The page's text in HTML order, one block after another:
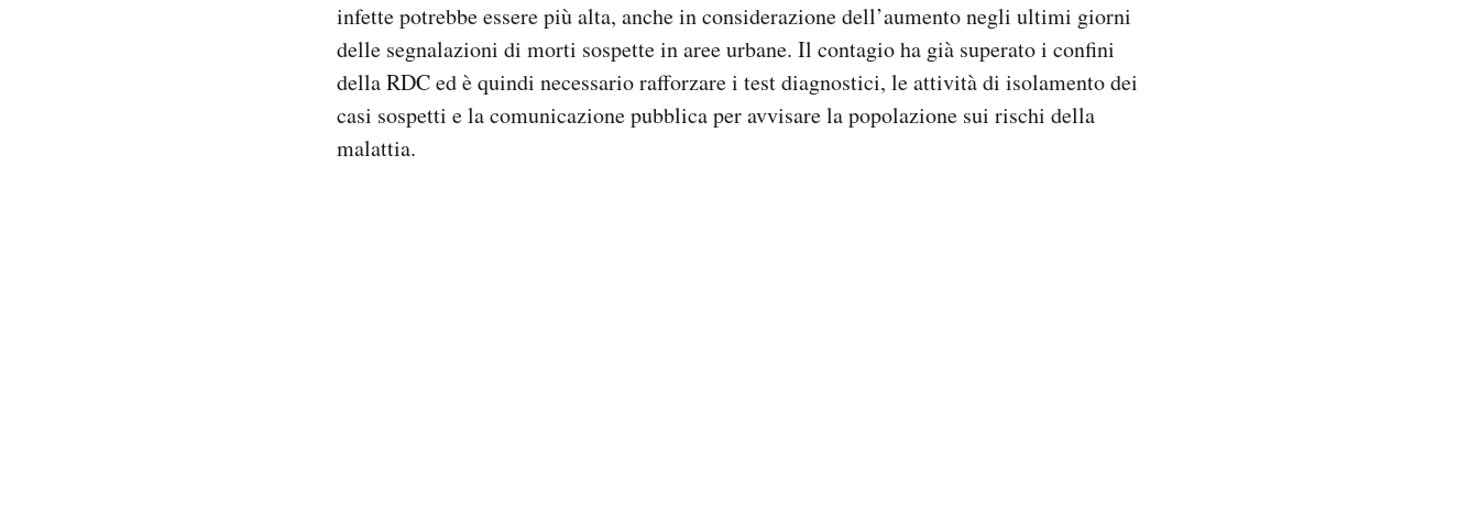
infette potrebbe essere più alta, anche in considerazione dell’aumento negli ultimi giorni
delle segnalazioni di morti sospette in aree urbane. Il contagio ha già superato i confini
della RDC ed è quindi necessario rafforzare i test diagnostici, le attività di isolamento dei
casi sospetti e la comunicazione pubblica per avvisare la popolazione sui rischi della
malattia.